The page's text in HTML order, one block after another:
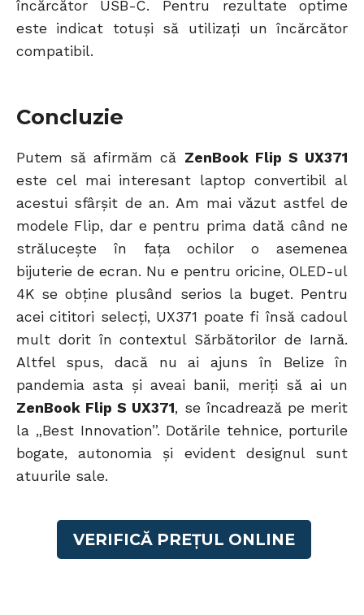
încărcător USB-C. Pentru rezultate optime
este indicat totuși să utilizați un încărcător
compatibil.
Concluzie
Putem să afirmăm că ZenBook Flip S UX371
este cel mai interesant laptop convertibil al
acestui sfârșit de an. Am mai văzut astfel de
modele Flip, dar e pentru prima dată când ne
strălucește în fața ochilor o asemenea
bijuterie de ecran. Nu e pentru oricine, OLED-ul
4K se obține plusând serios la buget. Pentru
acei cititori selecți, UX371 poate fi însă cadoul
mult dorit în contextul Sărbătorilor de Iarnă.
Altfel spus, dacă nu ai ajuns în Belize în
pandemia asta și aveai banii, meriți să ai un
ZenBook Flip S UX371, se încadrează pe merit
la „Best Innovation”. Dotările tehnice, porturile
bogate, autonomia și evident designul sunt
atuurile sale.
VERIFICĂ PREȚUL ONLINE